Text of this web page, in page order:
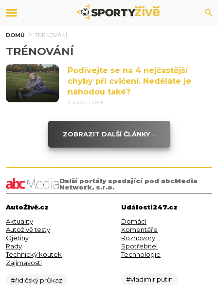
DOMŮ TRÉNOVÁNÍ
TRÉNOVÁNÍ
Podívejte se na 4 nejčastější
chyby při cvičení. Neděláte je
náhodou také?
4. března 2019
ZOBRAZIT DALŠÍ ČLÁNKY
Další portály spadající pod abcMedia
Network, s.r.o.
AutoŽivě.cz
Aktuality
Autoživě testy
Ojetiny
Rady
Technický koutek
Zajímavosti
#řidičský průkaz
Události247.cz
Domácí
Komentáře
Rozhovory
Spotřebitel
Technologie
#vladimir putin